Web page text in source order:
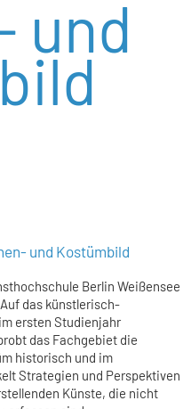
und
und Kostümbild
Berlin Weißensee
das künstlerisch-
ersten Studienjahr
das Fachgebiet die
historisch und im
Strategien und Perspektiven
Künste, die nicht